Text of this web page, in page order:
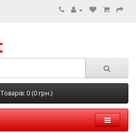
Товарів: 0 (0 грн.)